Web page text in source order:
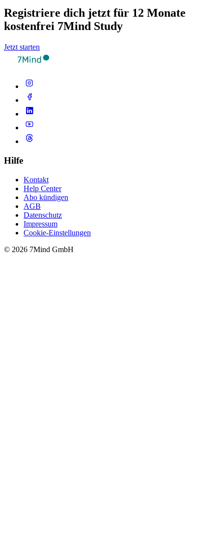
Registriere dich jetzt für 12 Monate
kostenfrei 7Mind Study
Jetzt starten
Hilfe
Kontakt
Help Center
Abo kündigen
AGB
Datenschutz
Impressum
Cookie-Einstellungen
© 2026 7Mind GmbH